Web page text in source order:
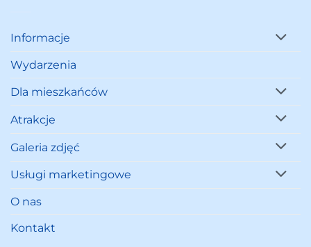
Informacje
Wydarzenia
Dla mieszkańców
Atrakcje
Galeria zdjęć
Usługi marketingowe
O nas
Kontakt